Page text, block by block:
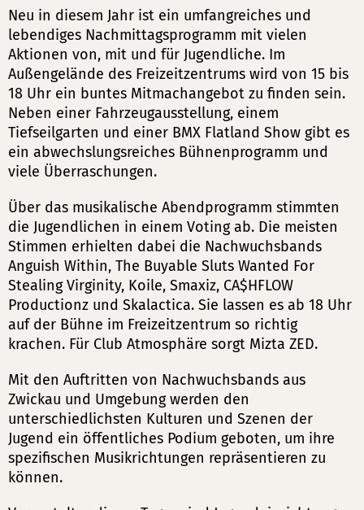
Neu in diesem Jahr ist ein umfangreiches und
lebendiges Nachmittagsprogramm mit vielen
Aktionen von, mit und für Jugendliche. Im
Außengelände des Freizeitzentrums wird von 15 bis
18 Uhr ein buntes Mitmachangebot zu finden sein.
Neben einer Fahrzeugausstellung, einem
Tiefseilgarten und einer BMX Flatland Show gibt es
ein abwechslungsreiches Bühnenprogramm und
viele Überraschungen.
Über das musikalische Abendprogramm stimmten
die Jugendlichen in einem Voting ab. Die meisten
Stimmen erhielten dabei die Nachwuchsbands
Anguish Within, The Buyable Sluts Wanted For
Stealing Virginity, Koile, Smaxiz, CA$HFLOW
Productionz und Skalactica. Sie lassen es ab 18 Uhr
auf der Bühne im Freizeitzentrum so richtig
krachen. Für Club Atmosphäre sorgt Mizta ZED.
Mit den Auftritten von Nachwuchsbands aus
Zwickau und Umgebung werden den
unterschiedlichsten Kulturen und Szenen der
Jugend ein öffentliches Podium geboten, um ihre
spezifischen Musikrichtungen repräsentieren zu
können.